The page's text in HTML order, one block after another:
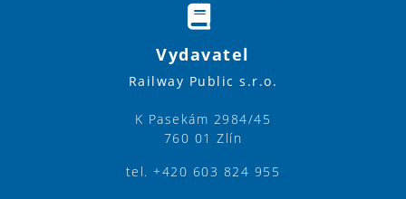
Vydavatel
Railway Public s.r.o.
K Pasekám 2984/45
760 01 Zlín
tel. +420 603 824 955